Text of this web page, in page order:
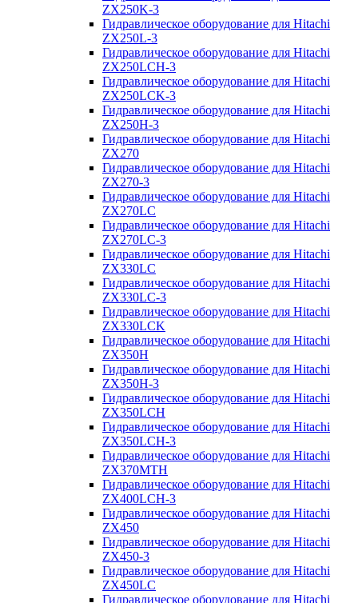
ZX250K-3
Гидравлическое оборудование для Hitachi
ZX250L-3
Гидравлическое оборудование для Hitachi
ZX250LCH-3
Гидравлическое оборудование для Hitachi
ZX250LCK-3
Гидравлическое оборудование для Hitachi
ZX250Н-3
Гидравлическое оборудование для Hitachi
ZX270
Гидравлическое оборудование для Hitachi
ZX270-3
Гидравлическое оборудование для Hitachi
ZX270LC
Гидравлическое оборудование для Hitachi
ZX270LC-3
Гидравлическое оборудование для Hitachi
ZX330LC
Гидравлическое оборудование для Hitachi
ZX330LC-3
Гидравлическое оборудование для Hitachi
ZX330LCK
Гидравлическое оборудование для Hitachi
ZX350H
Гидравлическое оборудование для Hitachi
ZX350H-3
Гидравлическое оборудование для Hitachi
ZX350LCH
Гидравлическое оборудование для Hitachi
ZX350LCH-3
Гидравлическое оборудование для Hitachi
ZX370MTH
Гидравлическое оборудование для Hitachi
ZX400LCH-3
Гидравлическое оборудование для Hitachi
ZX450
Гидравлическое оборудование для Hitachi
ZX450-3
Гидравлическое оборудование для Hitachi
ZX450LC
Гидравлическое оборудование для Hitachi